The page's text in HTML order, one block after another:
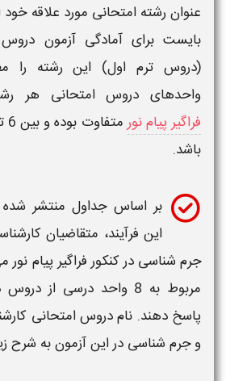
عنوان رشته امتحانی مورد علاقه
بایست برای آمادگی آزمون
(دروس ترم اول) این رشته را
واحدهای دروس امتحانی هر
فراگیر پیام نور
باشد.
بر اساس جداول منتشر
این فرآیند، متقاضیان
جرم شناسی درکنکور فراگیر پیام نور
مربوط به 8 واحد درسی از دروس دوره
پاسخ دهند. نام دروس امتحانی
و جرم شناسی در اینآزمونبه شرح